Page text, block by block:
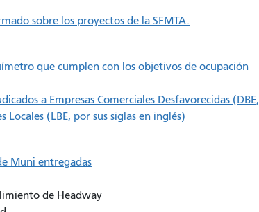
sobre los proyectos de la SFMTA.
que cumplen con los objetivos de ocupación
a Empresas Comerciales Desfavorecidas (DBE,
Locales (LBE, por sus siglas en inglés)
Muni entregadas
de Headway